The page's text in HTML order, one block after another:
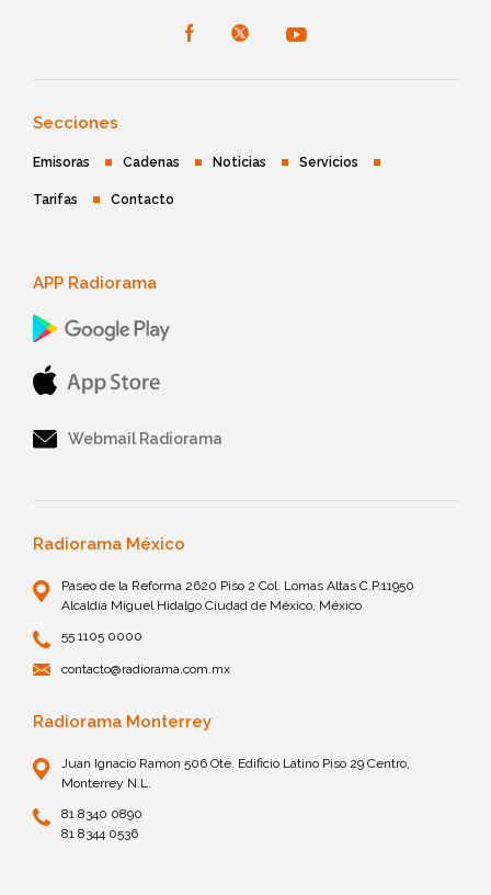
Secciones
Emisoras Cadenas Noticias Servicios
Tarifas Contacto
APP Radiorama
Webmail Radiorama
Radiorama México
Paseo de la Reforma 2620 Piso 2 Col. Lomas Altas C.P.11950
Alcaldía Miguel Hidalgo Ciudad de México, México
55 1105 0000
contacto@radiorama.com.mx
Radiorama Monterrey
Juan Ignacio Ramon 506 Ote. Edificio Latino Piso 29 Centro,
Monterrey N.L.
81 8340 0890
81 8344 0536